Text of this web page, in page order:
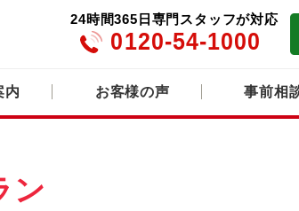
24時間365日専門スタッフが対応
0120-54-1000
内 お客様の声 事前相
ン